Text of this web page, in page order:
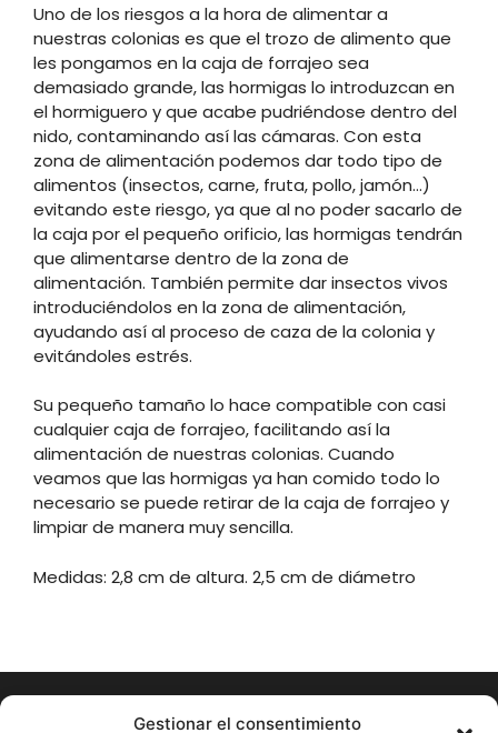
Gestionar el consentimiento
Uno de los riesgos a la hora de alimentar a
nuestras colonias es que el trozo de alimento que
les pongamos en la caja de forrajeo sea
demasiado grande, las hormigas lo introduzcan en
el hormiguero y que acabe pudriéndose dentro del
nido, contaminando así las cámaras. Con esta
zona de alimentación podemos dar todo tipo de
alimentos (insectos, carne, fruta, pollo, jamón…)
evitando este riesgo, ya que al no poder sacarlo de
la caja por el pequeño orificio, las hormigas tendrán
que alimentarse dentro de la zona de
alimentación. También permite dar insectos vivos
introduciéndolos en la zona de alimentación,
ayudando así al proceso de caza de la colonia y
evitándoles estrés.
Su pequeño tamaño lo hace compatible con casi
cualquier caja de forrajeo, facilitando así la
alimentación de nuestras colonias. Cuando
veamos que las hormigas ya han comido todo lo
necesario se puede retirar de la caja de forrajeo y
limpiar de manera muy sencilla.
Medidas: 2,8 cm de altura. 2,5 cm de diámetro